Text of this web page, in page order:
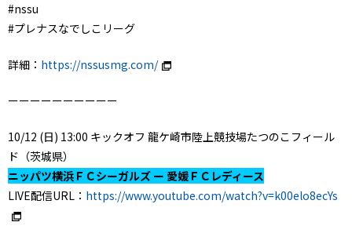
#nssu
#プレナスなでしこリーグ
詳細： https://nssusmg.com/
ーーーーーーーーーー
10/12 (日) 13:00 キックオフ 龍ケ崎市陸上競技場たつのこフィール
ド（茨城県）
ニッパツ横浜ＦＣシーガルズ ー 愛媛ＦＣレディース
LIVE配信URL： https://www.youtube.com/watch?v=k00elo8ecYs